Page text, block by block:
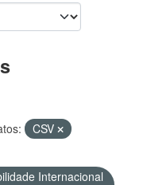
CSV
Internacional